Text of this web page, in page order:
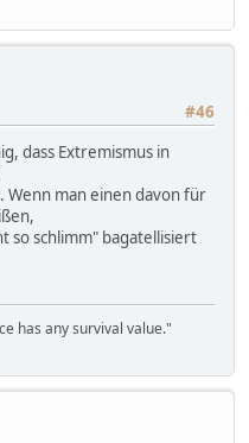
#46
dass Extremismus in
Wenn man einen davon für
so schlimm" bagatellisiert
has any survival value."